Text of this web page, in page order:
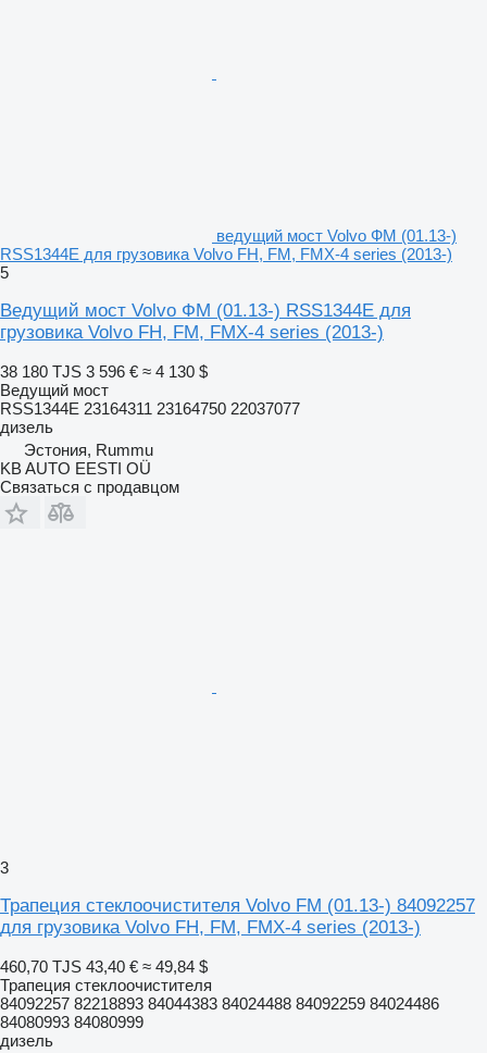
ведущий мост Volvo ФМ (01.13-)
RSS1344E для грузовика Volvo FH, FM, FMX-4 series (2013-)
5
Ведущий мост Volvo ФМ (01.13-) RSS1344E для
грузовика Volvo FH, FM, FMX-4 series (2013-)
38 180 TJS 3 596 € ≈ 4 130 $
Ведущий мост
RSS1344E 23164311 23164750 22037077
дизель
Эстония, Rummu
KB AUTO EESTI OÜ
Связаться с продавцом
3
Трапеция стеклоочистителя Volvo FM (01.13-) 84092257
для грузовика Volvo FH, FM, FMX-4 series (2013-)
460,70 TJS 43,40 € ≈ 49,84 $
Трапеция стеклоочистителя
84092257 82218893 84044383 84024488 84092259 84024486
84080993 84080999
дизель